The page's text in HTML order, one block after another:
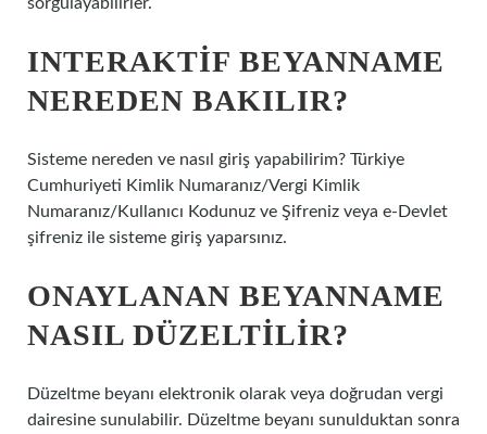
INTERAKTIF BEYANNAME
NEREDEN BAKILIR?
Sisteme nereden ve nasıl giriş yapabilirim? Türkiye
Cumhuriyeti Kimlik Numaranız/Vergi Kimlik
Numaranız/Kullanıcı Kodunuz ve Şifreniz veya e-Devlet
şifreniz ile sisteme giriş yaparsınız.
ONAYLANAN BEYANNAME
NASIL DÜZELTILIR?
Düzeltme beyanı elektronik olarak veya doğrudan vergi
dairesine sunulabilir. Düzeltme beyanı sunulduktan sonra